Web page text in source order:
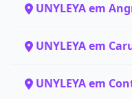
UNYLEYA em
UNYLEYA em
UNYLEYA em